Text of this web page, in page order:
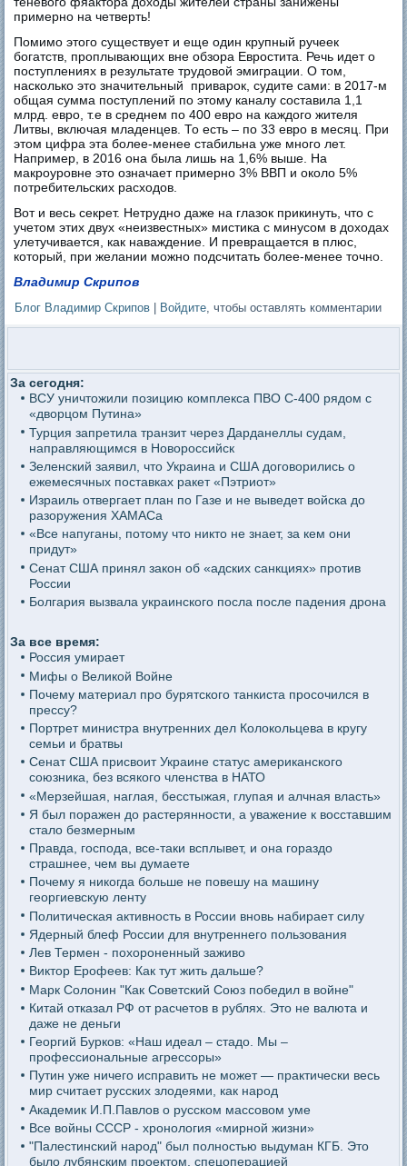
примерно на четверть!
Помимо этого существует и еще один крупный ручеек
богатств, проплывающих вне обзора Евростита. Речь идет о
поступлениях в результате трудовой эмиграции. О том,
насколько это значительный приварок, судите сами: в 2017-м
общая сумма поступлений по этому каналу составила 1,1
млрд. евро, т.е в среднем по 400 eвро на каждого жителя
Литвы, включая младенцев. То есть – по 33 евро в месяц. При
этом цифра эта более-менее стабильна уже много лет.
Например, в 2016 она была лишь на 1,6% выше. На
макроуровне это означает примерно 3% ВВП и около 5%
потребительских расходов.
Вот и весь секрет. Нетрудно даже на глазок прикинуть, что с
учетом этих двух «неизвестных» мистика с минусом в доходах
улетучивается, как наваждение. И превращается в плюс,
который, при желании можно подсчитать более-менее точно.
Владимир Скрипов
Блог Владимир Скрипов Войдите, чтобы оставлять комментарии
За сегодня:
ВСУ уничтожили позицию комплекса ПВО С-400 рядом с
«дворцом Путина»
Турция запретила транзит через Дарданеллы судам,
направляющимся в Новороссийск
Зеленский заявил, что Украина и США договорились о
ежемесячных поставках ракет «Пэтриот»
Израиль отвергает план по Газе и не выведет войска до
разоружения ХАМАСа
«Все напуганы, потому что никто не знает, за кем они
придут»
Сенат США принял закон об «адских санкциях» против
России
Болгария вызвала украинского посла после падения дрона
За все время:
Россия умирает
Мифы о Великой Войне
Почему материал про бурятского танкиста просочился в
прессу?
Портрет министра внутренних дел Колокольцева в кругу
семьи и братвы
Сенат США присвоит Украине статус американского
союзника, без всякого членства в НАТО
«Мерзейшая, наглая, бесстыжая, глупая и алчная власть»
Я был поражен до растерянности, а уважение к восставшим
стало безмерным
Правда, господа, все-таки всплывет, и она гораздо
страшнее, чем вы думаете
Почему я никогда больше не повешу на машину
георгиевскую ленту
Политическая активность в России вновь набирает силу
Ядерный блеф России для внутреннего пользования
Лев Термен - похороненный заживо
Виктор Ерофеев: Как тут жить дальше?
Марк Солонин "Как Советский Союз победил в войне"
Китай отказал РФ от расчетов в рублях. Это не валюта и
даже не деньги
Георгий Бурков: «Наш идеал – стадо. Мы –
профессиональные агрессоры»
Путин уже ничего исправить не может — практически весь
мир считает русских злодеями, как народ
Академик И.П.Павлов о русском массовом уме
Все войны СССР - хронология «мирной жизни»
"Палестинский народ" был полностью выдуман КГБ. Это
было лубянским проектом, спецоперацией